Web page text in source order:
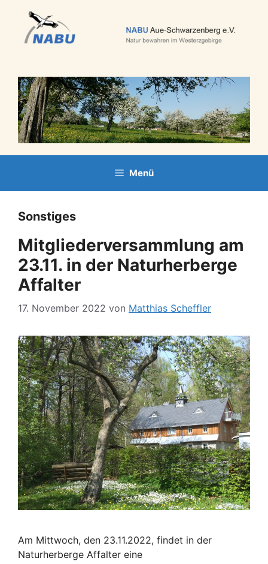
springen
Menü
Sonstiges
Mitgliederversammlung am
23.11. in der Naturherberge
Affalter
17. November 2022 von Matthias Scheffler
Am Mittwoch, den 23.11.2022, findet in der
Naturherberge Affalter eine